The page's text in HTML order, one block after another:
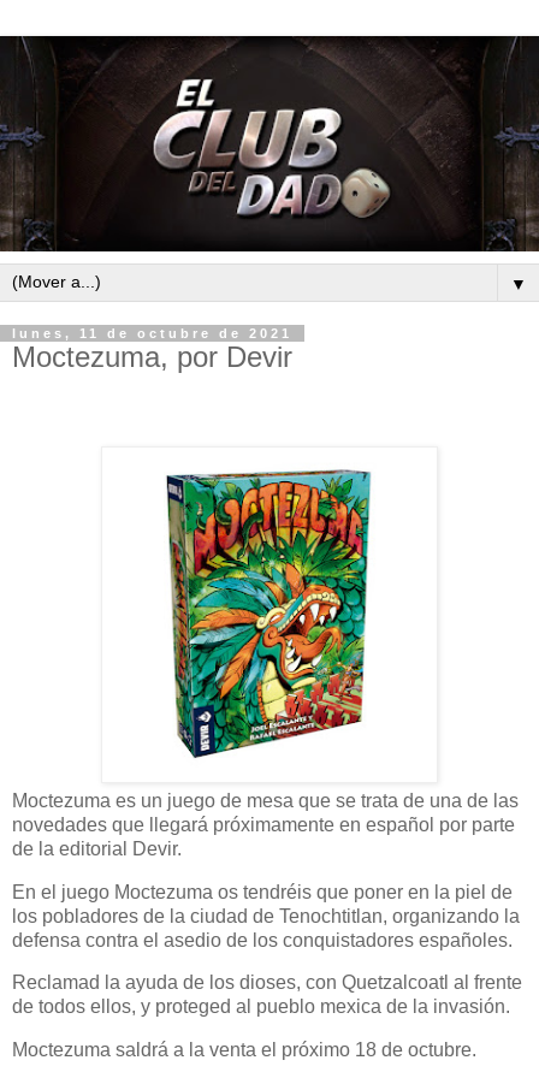
▼
lunes, 11 de octubre de 2021
Moctezuma, por Devir
Moctezuma es un juego de mesa que se trata de una de las
novedades que llegará próximamente en español por parte
de la editorial Devir.
En el juego Moctezuma os tendréis que poner en la piel de
los pobladores de la ciudad de Tenochtitlan, organizando la
defensa contra el asedio de los conquistadores españoles.
Reclamad la ayuda de los dioses, con Quetzalcoatl al frente
de todos ellos, y proteged al pueblo mexica de la invasión.
Moctezuma saldrá a la venta el próximo 18 de octubre.